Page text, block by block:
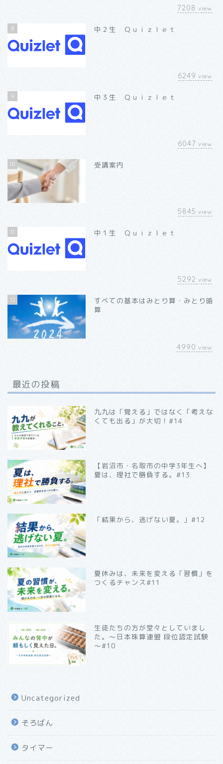
7208 view
8 中２生 Ｑｕｉｚｌｅｔ
6249 view
9 中３生 Ｑｕｉｚｌｅｔ
6047 view
10 受講案内
5845 view
11 中１生 Ｑｕｉｚｌｅｔ
5292 view
12
すべての基本はみとり算・みとり暗
算
4990 view
最近の投稿
九九は「覚える」ではなく「考えな
くても出る」が大切！#14
【岩沼市・名取市の中学3年生へ】
夏は、理社で勝負する。#13
「結果から、逃げない夏。」#12
夏休みは、未来を変える「習慣」を
つくるチャンス#11
生徒たちの方が堂々としていまし
た。～日本珠算連盟 段位認定試験
～#10
Uncategorized
そろばん
タイマー